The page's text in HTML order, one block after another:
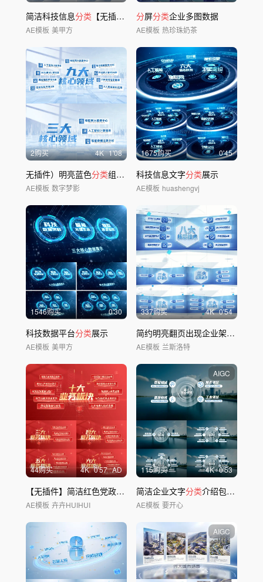
简洁科技信息分类 【无插件】
AE模板 美甲方
分屏分类企业多图数据
AE模板 热珍珠奶茶
2购买 4K 1'08
无插件）明亮蓝色分类组织架构文字信息展示
AE模板 数字梦影
1675购买 0'45
科技信息文字分类展示
AE模板 huashengvj
1546购买 0'30
科技数据平台分类展示
AE模板 美甲方
337购买 4K 0'54
简约明亮翻页出现企业架构
AE模板 兰斯洛特
44购买 4K 0'57 AD
【无插件】简洁红色党政党建文字 分类展示
AE模板 卉卉HUIHUI
AIGC
115购买 4K 0'53
简洁企业文字分类介绍包装展示
AE模板 要开心
AIGC